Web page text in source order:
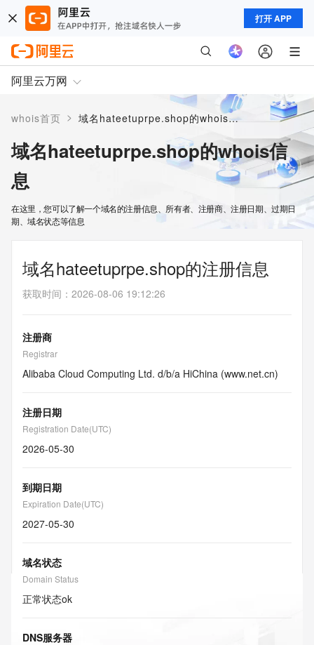
打开 APP
阿里云万网
whois首页 > 域名hateetuprpe.shop的whois信息
域名hateetuprpe.shop的whois信
息
在这里，您可以了解一个域名的注册信息、所有者、注册商、注册日期、过期日
期、域名状态等信息
域名hateetuprpe.shop的注册信息
获取时间 ： 2026-08-06 19:12:26
注册商
Registrar
Alibaba Cloud Computing Ltd. d/b/a HiChina (www.net.cn)
注册日期
Registration Date(UTC)
2026-05-30
到期日期
Expiration Date(UTC)
2027-05-30
域名状态
Domain Status
正常状态ok
DNS服务器